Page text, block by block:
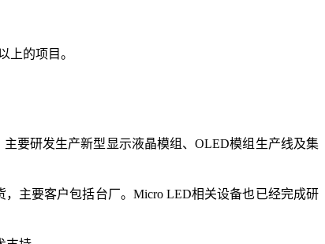
上的项目。
要研发生产新型显示液晶模组、OLED模组生产线及集
主要客户包括台厂。Micro LED相关设备也已经完成研